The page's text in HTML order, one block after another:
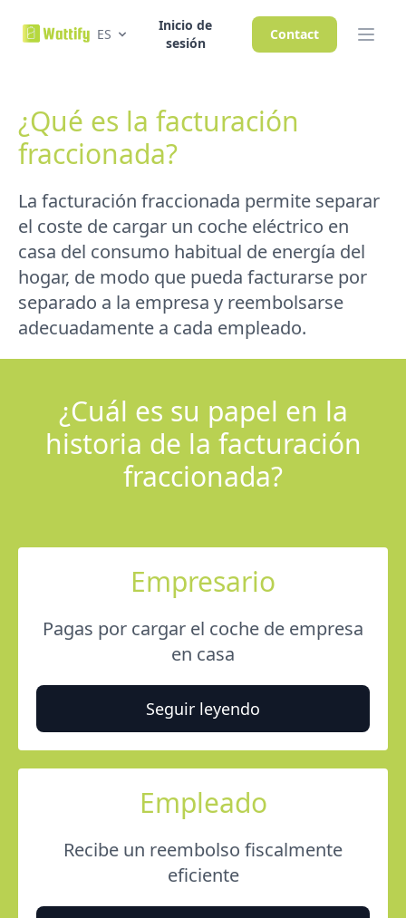
ES
Inicio de
sesión
Contact
¿Qué es la facturación
fraccionada?
La facturación fraccionada permite separar
el coste de cargar un coche eléctrico en
casa del consumo habitual de energía del
hogar, de modo que pueda facturarse por
separado a la empresa y reembolsarse
adecuadamente a cada empleado.
¿Cuál es su papel en la
historia de la facturación
fraccionada?
Empresario
Pagas por cargar el coche de empresa
en casa
Seguir leyendo
Empleado
Recibe un reembolso fiscalmente
eficiente